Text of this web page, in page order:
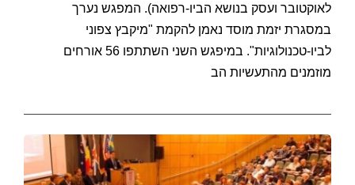
לאוקטובר ועסק בנושא הביו-רפואה). המפגש נערך
במסגרת יזמת מוסד נאמן להקמת "מיקבץ צפוני
לביו-טכנולוגיות". במיפגש השני השתתפו 56 אורחים
מוזמנים מהתעשיות הב